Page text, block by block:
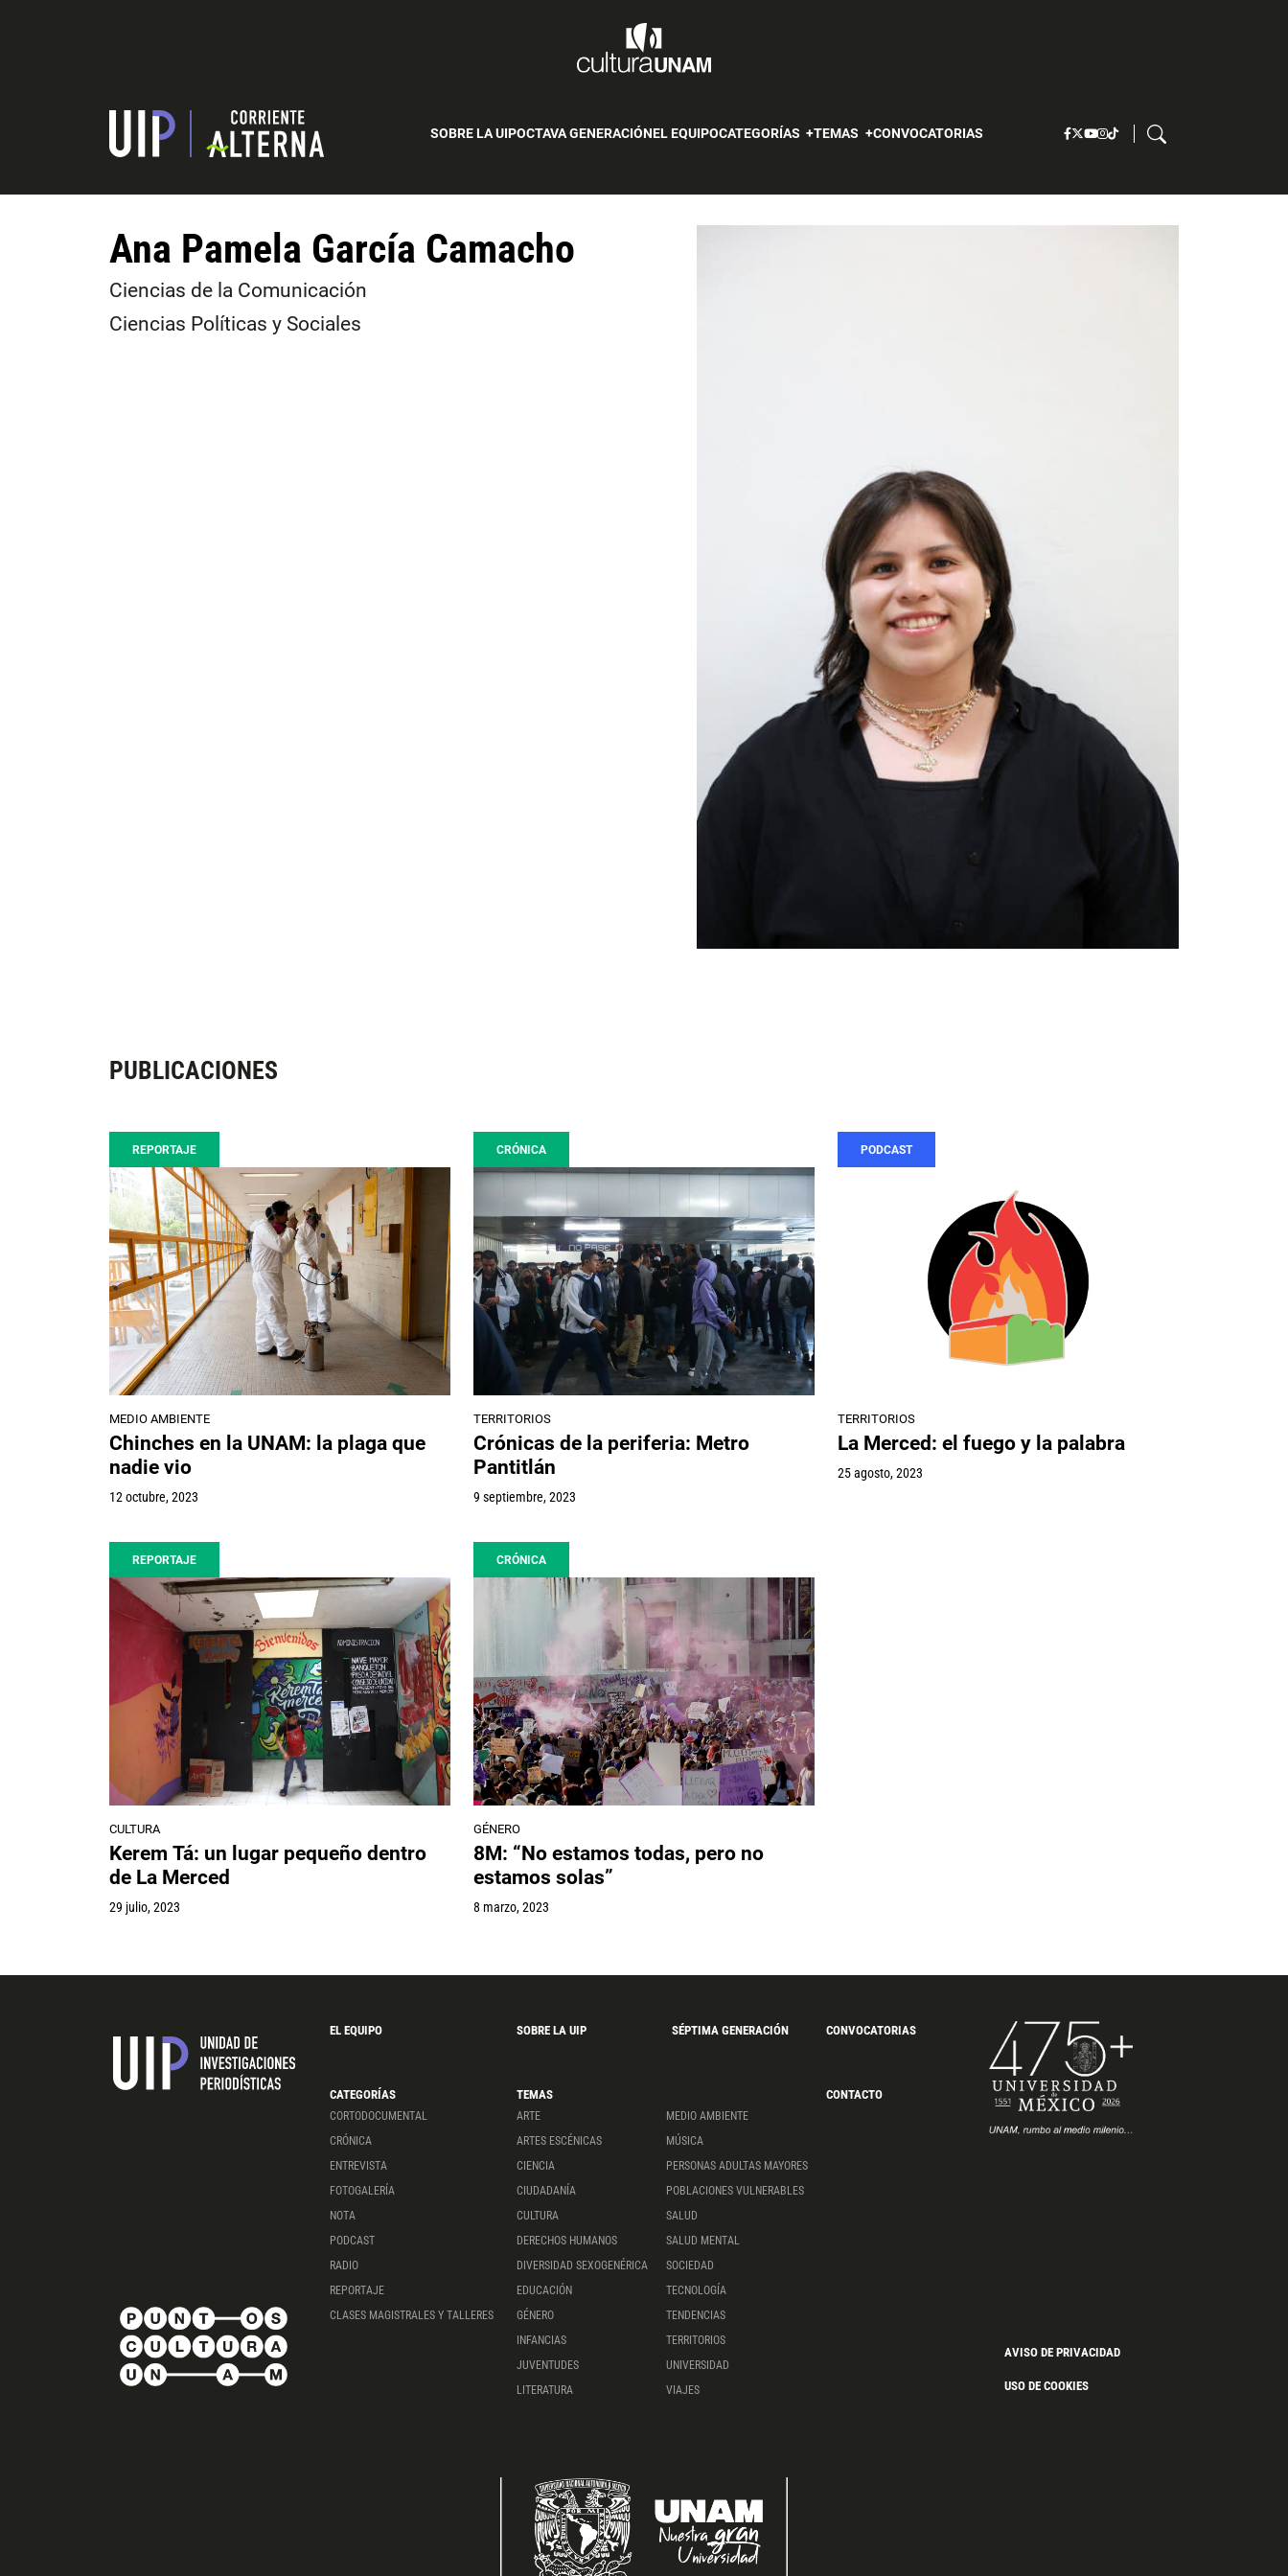
SOBRE LA UIPOCTAVA GENERACIÓNEL EQUIPOCATEGORÍAS TEMAS CONVOCATORIAS
Ana Pamela García Camacho
Ciencias de la Comunicación
Ciencias Políticas y Sociales
PUBLICACIONES
REPORTAJE
MEDIO AMBIENTE
Chinches en la UNAM: la plaga que
nadie vio
12 octubre, 2023
CRÓNICA
TERRITORIOS
Crónicas de la periferia: Metro
Pantitlán
9 septiembre, 2023
PODCAST
TERRITORIOS
La Merced: el fuego y la palabra
25 agosto, 2023
REPORTAJE
CULTURA
Kerem Tá: un lugar pequeño dentro
de La Merced
29 julio, 2023
CRÓNICA
GÉNERO
8M: “No estamos todas, pero no
estamos solas”
8 marzo, 2023
EL EQUIPO SOBRE LA UIP SÉPTIMA GENERACIÓN CONVOCATORIAS
CATEGORÍAS
CORTODOCUMENTAL
CRÓNICA
ENTREVISTA
FOTOGALERÍA
NOTA
PODCAST
RADIO
REPORTAJE
CLASES MAGISTRALES Y TALLERES
TEMAS
ARTE
ARTES ESCÉNICAS
CIENCIA
CIUDADANÍA
CULTURA
DERECHOS HUMANOS
DIVERSIDAD SEXOGENÉRICA
EDUCACIÓN
GÉNERO
INFANCIAS
JUVENTUDES
LITERATURA
MEDIO AMBIENTE
MÚSICA
PERSONAS ADULTAS MAYORES
POBLACIONES VULNERABLES
SALUD
SALUD MENTAL
SOCIEDAD
TECNOLOGÍA
TENDENCIAS
TERRITORIOS
UNIVERSIDAD
VIAJES
CONTACTO
AVISO DE PRIVACIDAD
USO DE COOKIES